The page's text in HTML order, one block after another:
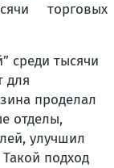
торговых
среди тысячи
для
проделал
отделы,
улучшил
подход